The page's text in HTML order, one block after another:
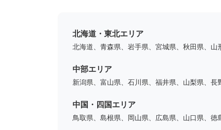
北海道・東北エリア
北海道、青森県、岩手県、宮城県、秋田県、山
中部エリア
新潟県、富山県、石川県、福井県、山梨県、
中国・四国エリア
鳥取県、島根県、岡山県、広島県、山口県、